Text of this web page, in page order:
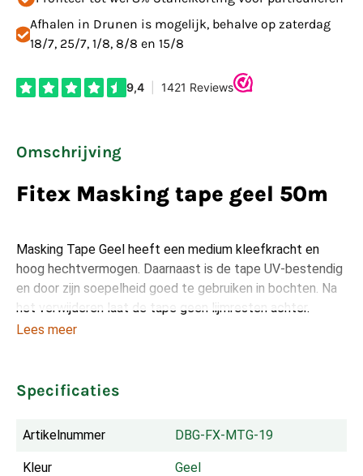
Afhalen in Drunen is mogelijk, behalve op zaterdag
18/7, 25/7, 1/8, 8/8 en 15/8
Omschrijving
Fitex Masking tape geel 50m
Masking Tape Geel heeft een medium kleefkracht en
hoog hechtvermogen. Daarnaast is de tape UV-bestendig
en door zijn soepelheid goed te gebruiken in bochten. Na
het verwijderen laat de tape geen lijmresten achter.
Lees meer
Specificaties
Artikelnummer DBG-FX-MTG-19
Kleur Geel